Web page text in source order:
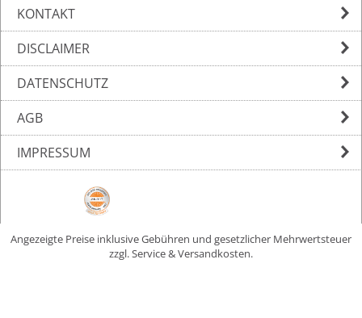
KONTAKT
DISCLAIMER
DATENSCHUTZ
AGB
IMPRESSUM
Angezeigte Preise inklusive Gebühren und gesetzlicher Mehrwertsteuer
zzgl. Service & Versandkosten.